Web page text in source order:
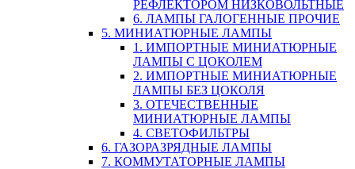
РЕФЛЕКТОРОМ НИЗКОВОЛЬТНЫЕ
6. ЛАМПЫ ГАЛОГЕННЫЕ ПРОЧИЕ
5. МИНИАТЮРНЫЕ ЛАМПЫ
1. ИМПОРТНЫЕ МИНИАТЮРНЫЕ
ЛАМПЫ С ЦОКОЛЕМ
2. ИМПОРТНЫЕ МИНИАТЮРНЫЕ
ЛАМПЫ БЕЗ ЦОКОЛЯ
3. ОТЕЧЕСТВЕННЫЕ
МИНИАТЮРНЫЕ ЛАМПЫ
4. СВЕТОФИЛЬТРЫ
6. ГАЗОРАЗРЯДНЫЕ ЛАМПЫ
7. КОММУТАТОРНЫЕ ЛАМПЫ